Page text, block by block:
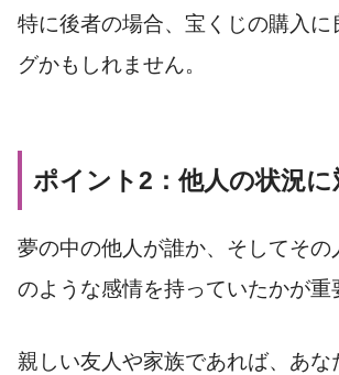
特に後者の場合、宝くじの購入に
グかもしれません。
ポイント2：他人の状況
夢の中の他人が誰か、そしてその
のような感情を持っていたかが重
親しい友人や家族であれば、あな